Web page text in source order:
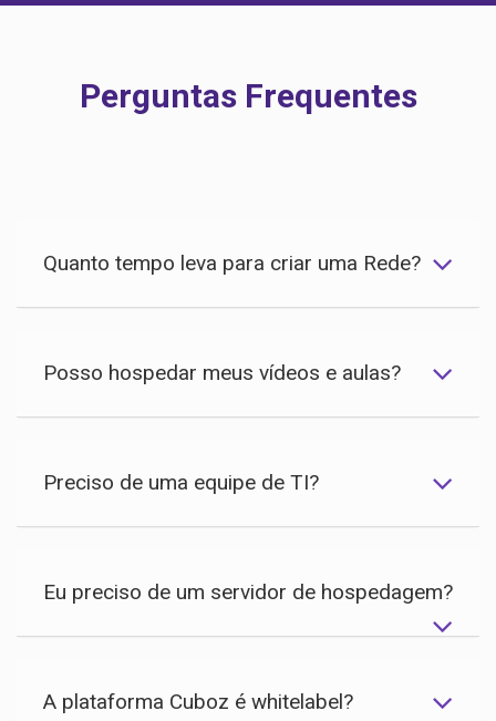
Perguntas Frequentes
Quanto tempo leva para criar uma Rede?
Posso hospedar meus vídeos e aulas?
Preciso de uma equipe de TI?
Eu preciso de um servidor de hospedagem?
A plataforma Cuboz é whitelabel?